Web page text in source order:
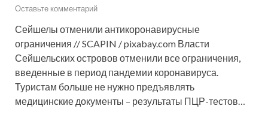
Оставьте комментарий
Сейшелы отменили антикоронавирусные
ограничения // SCAPIN / pixabay.com Власти
Сейшельских островов отменили все ограничения,
введенные в период пандемии коронавируса.
Туристам больше не нужно предъявлять
медицинские документы – результаты ПЦР-тестов…